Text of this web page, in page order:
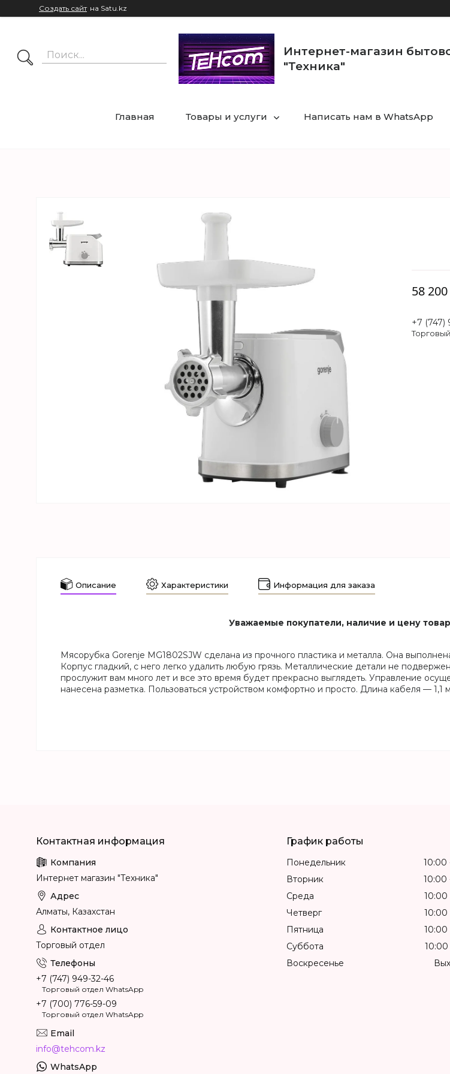
Создать сайт на Satu.kz
Интернет-магазин
"Техника"
Главная Товары и услуги Написать нам в WhatsApp
58
+7 (747)
Описание Характеристики Информация для заказа
Уважаемые покупатели, наличие и цену
Мясорубка Gorenje MG1802SJW сделана из прочного пластика и металла. Она
Корпус гладкий, с него легко удалить любую грязь. Металлические детали не
прослужит вам много лет и все это время будет прекрасно выглядеть. Управление
нанесена разметка. Пользоваться устройством комфортно и просто. Длина кабеля —
Интернет магазин "Техника"
Алматы, Казахстан
Торговый отдел
+7 (747) 949-32-46
Торговый отдел WhatsApp
+7 (700) 776-59-09
Торговый отдел WhatsApp
info@tehcom.kz
График работы
Понедельник 10:00
Вторник
10:00
Среда
10:00
Четверг
10:00
Пятница
10:00
Суббота
10:00
Воскресенье